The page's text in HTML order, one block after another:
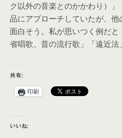
ク以外の音楽とのかかわり）
品にアプローチしていたが、
面白そう。私が思いつく例だ
省唱歌、昔の流行歌」「遠近法
共有:
印刷
いいね: